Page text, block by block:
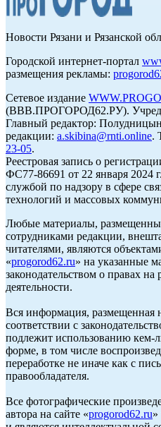
Новости Рязани и Рязанской
Городской интернет-портал
размещения рекламы:
Сетевое издание
(ВВВ.ПРОГОРОД62.РУ).
Главный редактор:
редакции: a.skibina@rnti.online.
23-05.
Реестровая запись о
ФС77-86691 от 22 января 2024
службой по надзору в сфере
технологий и массовых
Любые материалы,
сотрудниками редакции,
читателями, являются
«progorod62.ru» на указанные
законодательством о правах на
деятельности.
Вся информация, размещенная
соответствии с
подлежит использованию кем-
форме, в том числе
переработке не иначе как с
правообладателя.
Все фотографические
автора на сайте «progorod62.ru